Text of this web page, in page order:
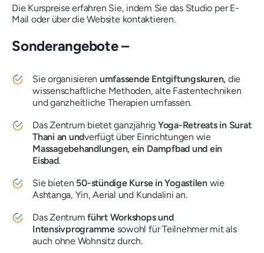
Die Kurspreise erfahren Sie, indem Sie das Studio per E-
Mail oder über die Website kontaktieren.
Sonderangebote –
Sie organisieren umfassende Entgiftungskuren, die
wissenschaftliche Methoden, alte Fastentechniken
und ganzheitliche Therapien umfassen.
Das Zentrum bietet ganzjährig Yoga-Retreats in Surat
Thani an undverfügt über Einrichtungen wie
Massagebehandlungen, ein Dampfbad und ein
Eisbad.
Sie bieten 50-stündige Kurse in Yogastilenwie
Ashtanga, Yin, Aerial und Kundalini an.
Das Zentrumführt Workshops und
Intensivprogrammesowohl für Teilnehmer mit als
auch ohne Wohnsitz durch.